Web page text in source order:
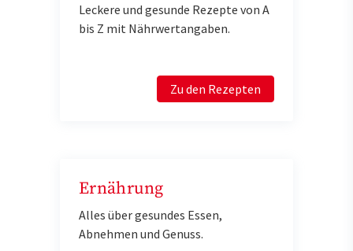
Leckere und gesunde Rezepte von A
bis Z mit Nährwertangaben.
Zu den Rezepten
Ernährung
Alles über gesundes Essen,
Abnehmen und Genuss.